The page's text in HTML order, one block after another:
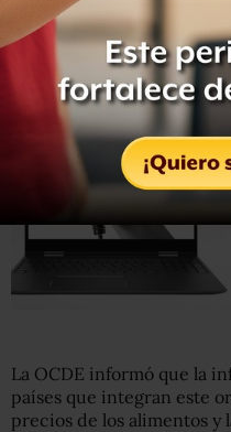
La OCDE informó que la
países que integran este
precios de los alimentos y